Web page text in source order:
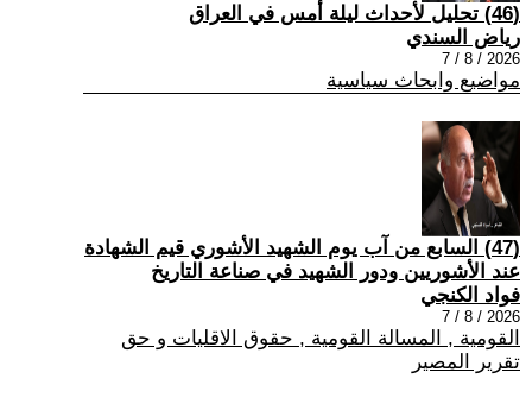
(46) تحليل لأحداث ليلة أمس في العراق
رياض السندي
2026 / 8 / 7
مواضيع وابحاث سياسية
(47) السابع من آب يوم الشهيد الأشوري قيم الشهادة
عند الأشوريين ودور الشهيد في صناعة التاريخ
فواد الكنجي
2026 / 8 / 7
القومية , المسالة القومية , حقوق الاقليات و حق
تقرير المصير